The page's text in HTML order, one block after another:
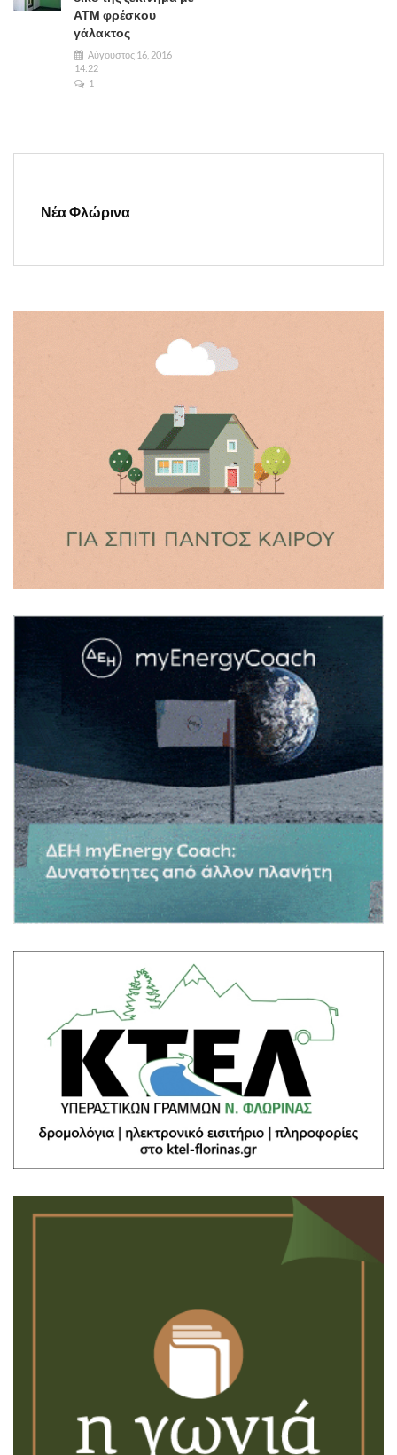
ΑΤΜ φρέσκου
γάλακτος
Αύγουστος 16, 2016
14:22
1
Νέα Φλώρινα